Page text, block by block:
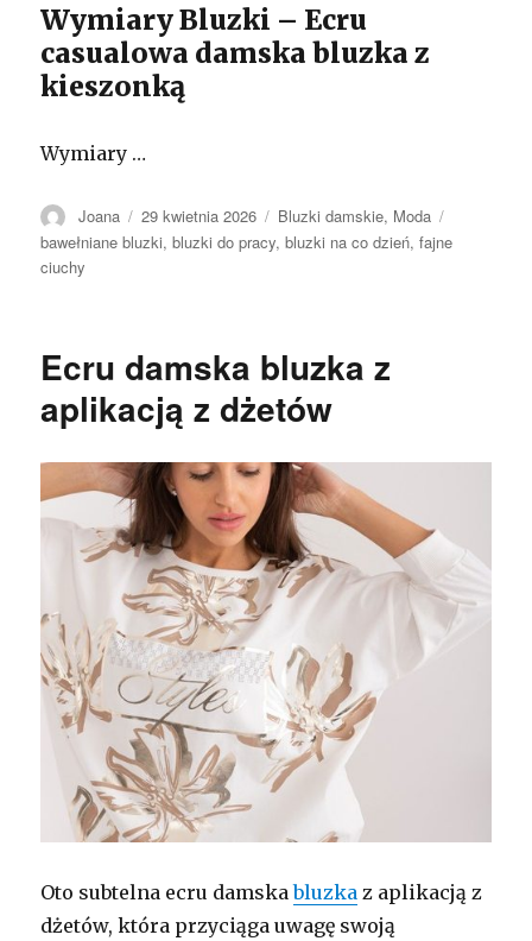
Wymiary Bluzki – Ecru
casualowa damska bluzka z
kieszonką
Wymiary …
Autor
Joana Opublikowano
29 kwietnia 2026 Kategorie
Bluzki damskie, Moda
bawełniane bluzki,bluzki do pracy,bluzki na co dzień,fajne
ciuchy
Ecru damska bluzka z
aplikacją z dżetów
Oto subtelna ecru damskabluzka z aplikacją z
dżetów, która przyciąga uwagę swoją